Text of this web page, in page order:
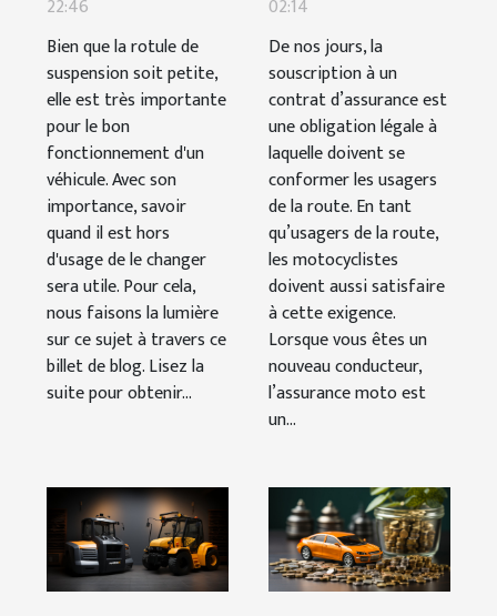
de
suspension
est cassée ?
22:46
Bien que la rotule de
suspension soit petite,
elle est très importante
pour le bon
fonctionnement d'un
véhicule. Avec son
importance, savoir
quand il est hors
d'usage de le changer
sera utile. Pour cela,
nous faisons la lumière
sur ce sujet à travers ce
billet de blog. Lisez la
suite pour obtenir...
changer
d’assurance
moto
02:14
De nos jours, la
souscription à un
contrat d’assurance est
une obligation légale à
laquelle doivent se
conformer les usagers
de la route. En tant
qu’usagers de la route,
les motocyclistes
doivent aussi satisfaire
à cette exigence.
Lorsque vous êtes un
nouveau conducteur,
l’assurance moto est
un...